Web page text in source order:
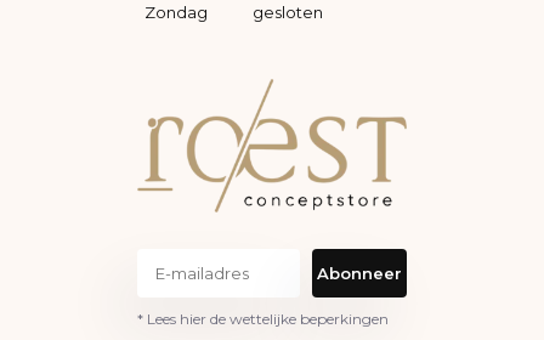
Zondag
gesloten
Abonneer
* Lees hier de wettelijke beperkingen